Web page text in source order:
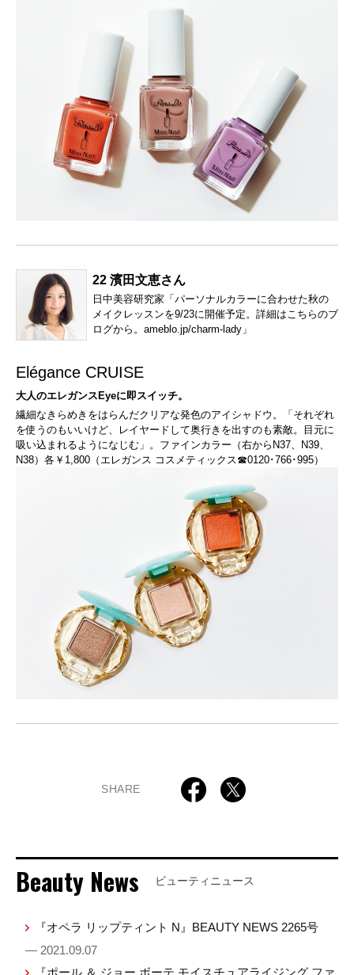
22 濱田文恵さん
日中美容研究家「パーソナルカラーに合わせた秋の
メイクレッスンを9/23に開催予定。詳細はこちらのブ
ログから。 ameblo.jp/charm-lady 」
Elégance CRUISE
大人のエレガンスEyeに即スイッチ。
繊細なきらめきをはらんだクリアな発色のアイシャドウ。「それぞれ
を使うのもいいけど、レイヤードして奥行きを出すのも素敵。目元に
吸い込まれるようになじむ」。ファインカラー（右からN37、N39、
N38）各￥1,800（エレガンス コスメティックス☎0120･766･995）
SHARE
Beauty News ビューティニュース
『オペラ リップティント N』BEAUTY NEWS 2265号
— 2021.09.07